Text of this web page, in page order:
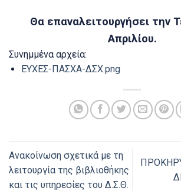
Θα επαναλειτουργήσει την
Απριλίου.
Συνημμένα αρχεία:
ΕΥΧΕΣ-ΠΑΣΧΑ-ΔΣΧ.png
Ανακοίνωση σχετικά με τη
λειτουργία της βιβλιοθήκης
και τις υπηρεσίες του Δ.Σ.Θ.